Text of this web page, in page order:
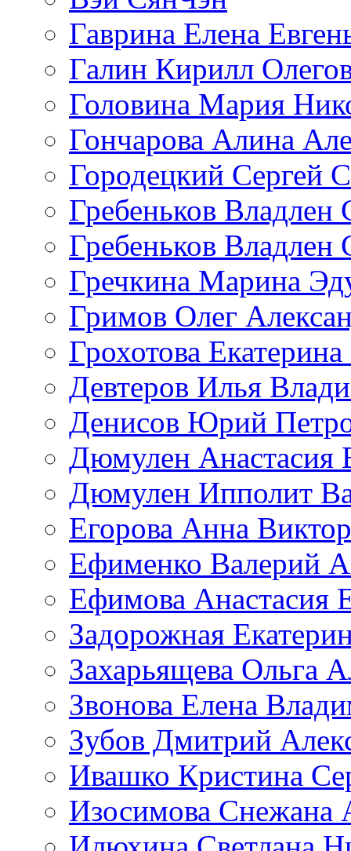
Гаврина Елена
Галин Кирилл
Головина Мария
Гончарова Алина
Городецкий Сергей
Гребеньков Владлен
Гребеньков Владлен
Гречкина Марина
Гримов Олег
Грохотова
Девтеров Илья
Денисов Юрий
Дюмулен Анастасия
Дюмулен Ипполит
Егорова Анна
Ефименко Валерий
Ефимова Анастасия
Задорожная
Захарьящева Ольга
Звонова Елена
Зубов Дмитрий
Ивашко Кристина
Изосимова Снежана